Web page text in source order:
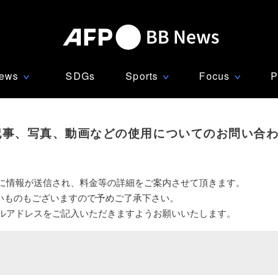
∨ SDGs Sports ∨ Focus ∨
、写真、動画などの使用についてのお問い合
報が送信され、料金等の詳細をご案内させて頂きます。
のもございますので予めご了承下さい。
ドレスをご記入いただきますようお願いいたします。